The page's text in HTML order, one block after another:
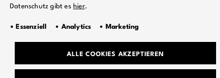
Datenschutz gibt es hier.
• Essenziell • Analytics • Marketing
ALLE COOKIES AKZEPTIEREN